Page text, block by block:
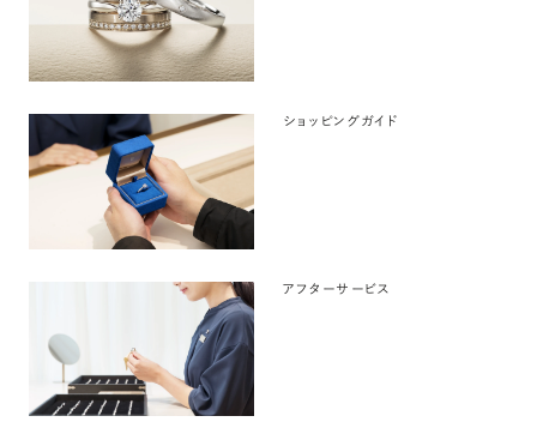
ショッピングガイド
アフターサービス